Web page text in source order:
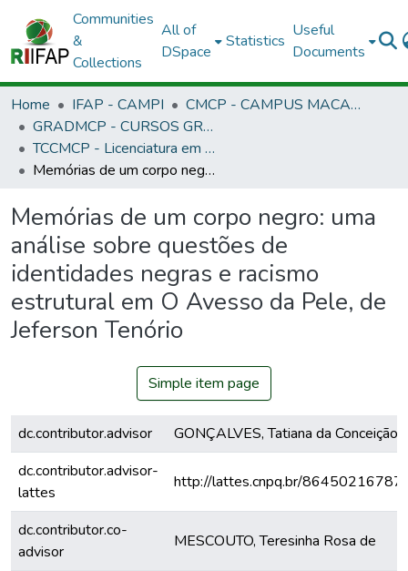
Communities
&
Collections
All of
DSpace
Statistics
Useful
Documents
Home IFAP - CAMPI
CMCP - CAMPUS MACAPÁ
GRADMCP - CURSOS GRADUAÇÃO - CAMPUS MACAPÁ
TCCMCP - Licenciatura em Letras Português/Inglês
Memórias de um corpo negro: uma análise sobre questões de identidades negras e racismo estrutural em O Avesso da Pele, de Jeferson Tenório
Memórias de um corpo negro: uma
análise sobre questões de
identidades negras e racismo
estrutural em O Avesso da Pele, de
Jeferson Tenório
Simple item page
dc.contributor.advisor
GONÇALVES, Tatiana da Conceição
dc.contributor.advisor-
lattes
http://lattes.cnpq.br/
dc.contributor.co-
advisor
MESCOUTO, Teresinha Rosa de